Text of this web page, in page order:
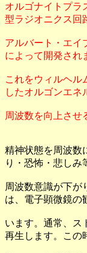
オルゴナイトプラ
型ラジオニクス回
アルバート・エイ
によって開発され
これをウィルヘル
したオルゴンエネ
周波数を向上させ
精神状態を周波数
り・恐怖・悲しみ
周波数意識が下が
は、電子顕微鏡の
います。通常、ス
再生します。この